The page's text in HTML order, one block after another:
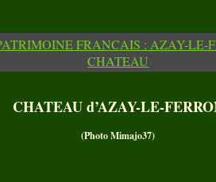
CHATEAU d’AZAY-LE-
(Photo Mimajo37)